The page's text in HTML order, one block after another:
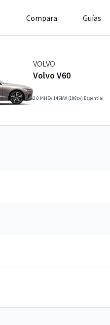
Compara Guías
VOLVO
Volvo V60
2.0 MHEV 145kW (198cv) Essential